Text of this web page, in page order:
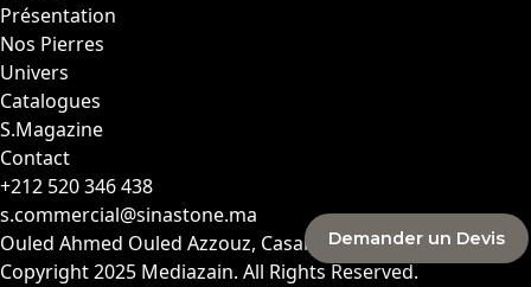
Présentation
Nos Pierres
Univers
Catalogues
S.Magazine
Contact
+212 520 346 438
s.commercial@sinastone.ma
Ouled Ahmed Ouled Azzouz, Casablanca, MAROC
Copyright 2025 Mediazain. All Rights Reserved.
Demander un Devis